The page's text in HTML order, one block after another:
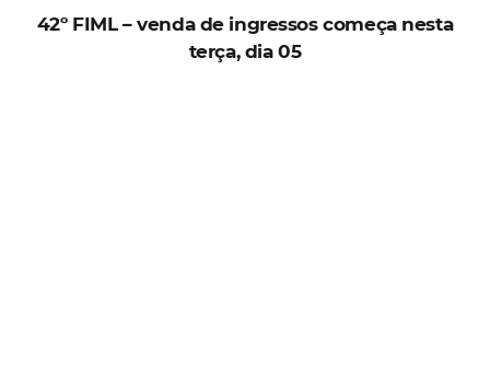
42º FIML – venda de ingressos começa nesta
terça, dia 05